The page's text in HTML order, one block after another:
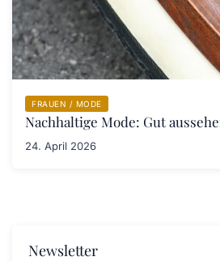
FRAUEN / MODE
Nachhaltige Mode: Gut
24. April 2026
Newsletter